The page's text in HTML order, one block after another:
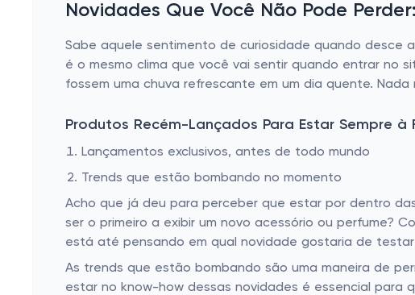
Novidades Que Você Não Pode
Sabe aquele sentimento de curiosidade quando desce
é o mesmo clima que você vai sentir quando entrar no
fossem uma chuva refrescante em um dia quente.
Produtos Recém-Lançados Para Estar Sempre à
Lançamentos exclusivos, antes de todo mundo
Trends que estão bombando no momento
Acho que já deu para perceber que estar por dentro
ser o primeiro a exibir um novo acessório ou perfume?
está até pensando em qual novidade gostaria de testar
As trends que estão bombando são uma maneira de
estar no know-how dessas novidades é essencial para